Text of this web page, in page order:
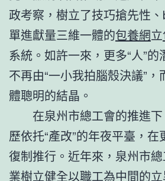
政考察，樹立了技巧搶先性
單進獻量三維一體的包養網立
系統。如許一來，更多“人”
不再由“一小我拍腦殼決議”
體聰明的結晶。
在泉州市總工會的推進
歷依托“產改”的年夜平臺，
復制推行。近年來，泉州市
業樹立健全以職工為中間的